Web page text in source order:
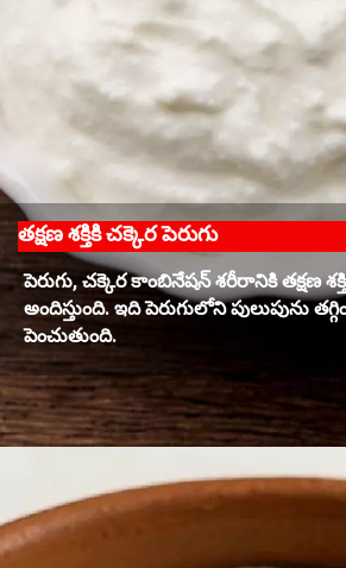
తక్షణ శక్తికి చక్కెర పెరుగు
పెరుగు, చక్కెర కాంబినేషన్ శరీరానికి తక్షణ
అందిస్తుంది. ఇది పెరుగులోని పులుపును
పెంచుతుంది.